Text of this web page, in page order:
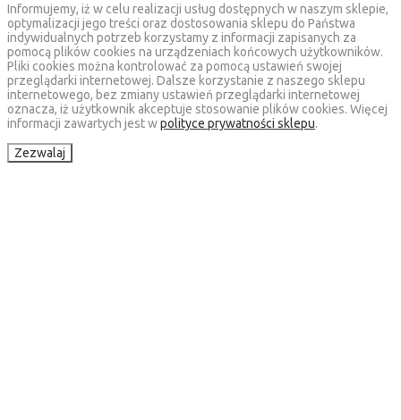
Informujemy, iż w celu realizacji usług dostępnych w naszym sklepie,
optymalizacji jego treści oraz dostosowania sklepu do Państwa
indywidualnych potrzeb korzystamy z informacji zapisanych za
pomocą plików cookies na urządzeniach końcowych użytkowników.
Pliki cookies można kontrolować za pomocą ustawień swojej
przeglądarki internetowej. Dalsze korzystanie z naszego sklepu
internetowego, bez zmiany ustawień przeglądarki internetowej
oznacza, iż użytkownik akceptuje stosowanie plików cookies. Więcej
informacji zawartych jest wpolityce prywatności sklepu.
Zezwalaj